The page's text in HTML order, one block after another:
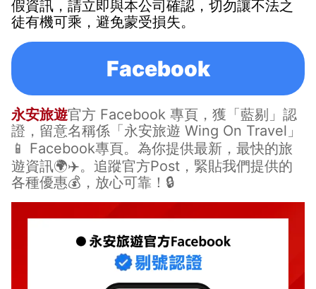
假資訊，請立即與本公司確認，切勿讓不法之
徒有機可乘，避免蒙受損失。
Facebook
永安旅遊官方 Facebook 專頁，獲「藍剔」認
證，留意名稱係「永安旅遊 Wing On Travel」
📱 Facebook專頁。為你提供最新，最快的旅
遊資訊🌍✈️。追蹤官方Post，緊貼我們提供的
各種優惠💰，放心可靠！🔒